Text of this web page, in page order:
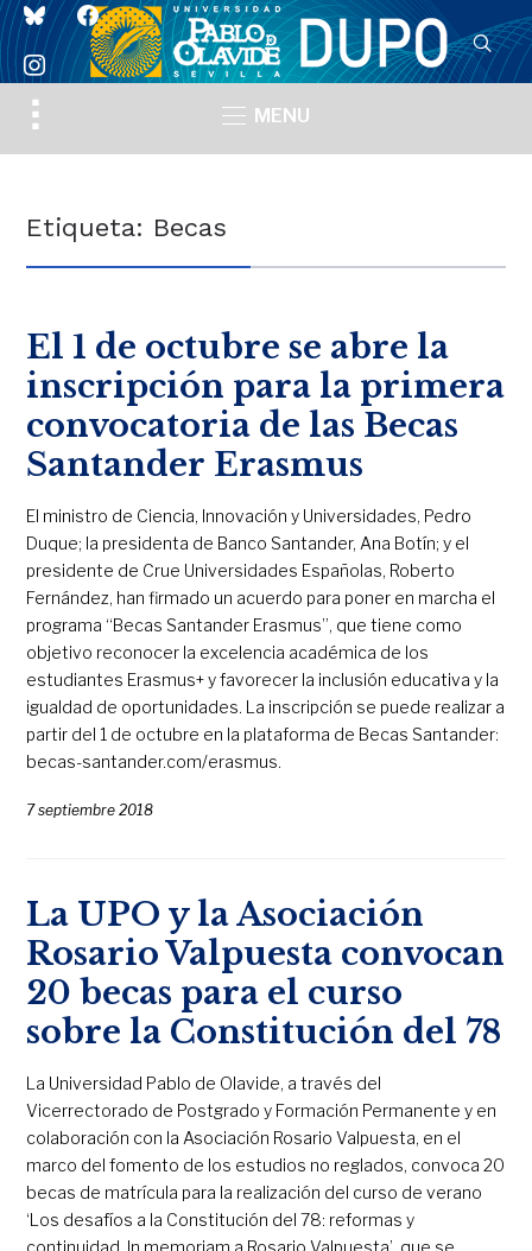
blueskyfacebook
instagram
Toggle
sidebar
MENU
Etiqueta: Becas
El 1 de octubre se abre la
inscripción para la primera
convocatoria de las Becas
Santander Erasmus
El ministro de Ciencia, Innovación y Universidades, Pedro
Duque; la presidenta de Banco Santander, Ana Botín; y el
presidente de Crue Universidades Españolas, Roberto
Fernández, han firmado un acuerdo para poner en marcha el
programa “Becas Santander Erasmus”, que tiene como
objetivo reconocer la excelencia académica de los
estudiantes Erasmus+ y favorecer la inclusión educativa y la
igualdad de oportunidades. La inscripción se puede realizar a
partir del 1 de octubre en la plataforma de Becas Santander:
becas-santander.com/erasmus.
7 septiembre 2018
La UPO y la Asociación
Rosario Valpuesta convocan
20 becas para el curso
sobre la Constitución del 78
La Universidad Pablo de Olavide, a través del
Vicerrectorado de Postgrado y Formación Permanente y en
colaboración con la Asociación Rosario Valpuesta, en el
marco del fomento de los estudios no reglados, convoca 20
becas de matrícula para la realización del curso de verano
‘Los desafíos a la Constitución del 78: reformas y
continuidad. In memoriam a Rosario Valpuesta’, que se